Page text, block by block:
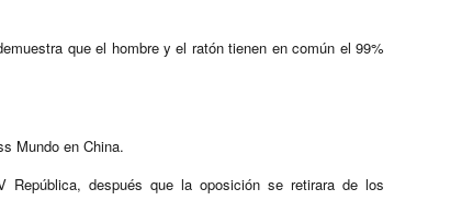
que el hombre y el ratón tienen en común el 99%
Mundo en China.
República, después que la oposición se retirara de los